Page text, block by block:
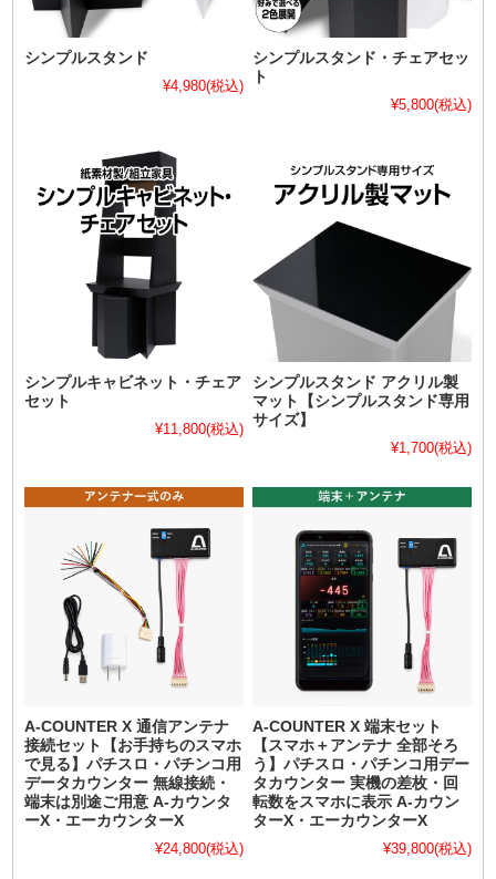
シンプルスタンド
¥4,980(税込)
シンプルスタンド・チェアセッ
ト
¥5,800(税込)
シンプルキャビネット・チェア
セット
¥11,800(税込)
シンプルスタンド アクリル製
マット【シンプルスタンド専用
サイズ】
¥1,700(税込)
A-COUNTER X 通信アンテナ
接続セット【お手持ちのスマホ
で見る】パチスロ・パチンコ用
データカウンター 無線接続・
端末は別途ご用意 A-カウンタ
ーX・エーカウンターX
¥24,800(税込)
A-COUNTER X 端末セット
【スマホ＋アンテナ 全部そろ
う】パチスロ・パチンコ用デー
タカウンター 実機の差枚・回
転数をスマホに表示 A-カウン
ターX・エーカウンターX
¥39,800(税込)